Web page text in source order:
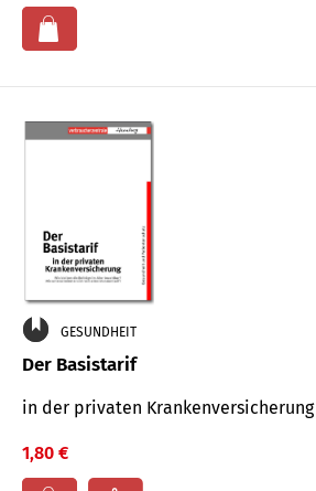
GESUNDHEIT
Der Basistarif
in der privaten Kran­ken­ver­siche­rung
1,80 €